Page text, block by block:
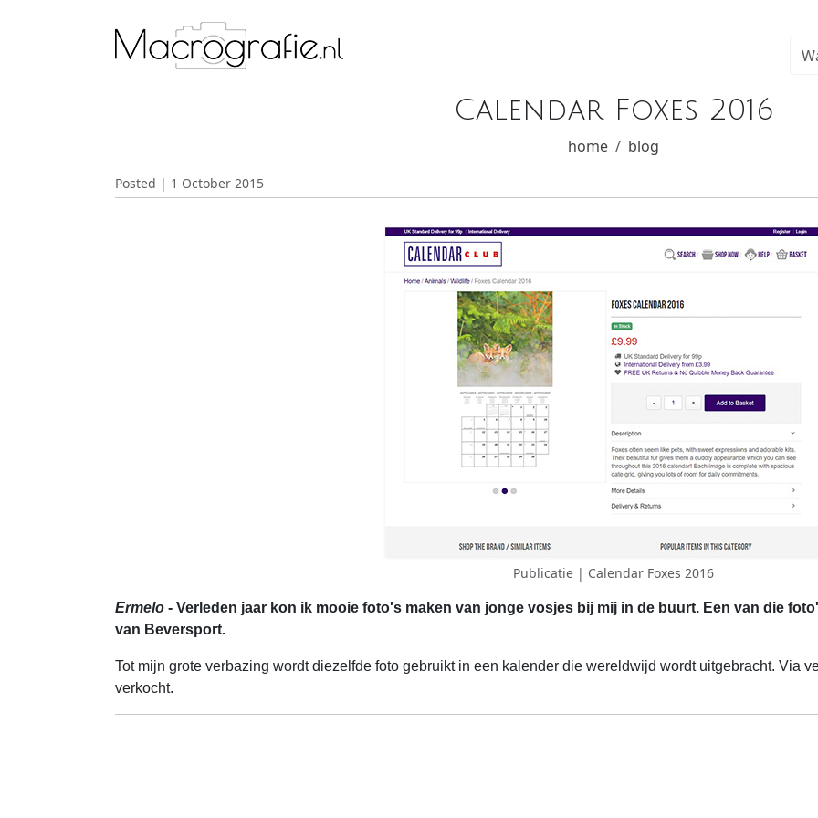
Calendar Foxes 2016
home blog
Posted | 1 October 2015
Publicatie | Calendar Foxes 2016
Ermelo - Verleden jaar kon ik mooie foto's maken van jonge vosjes bij mij in de buurt. Een van die
van Beversport.
Tot mijn grote verbazing wordt diezelfde foto gebruikt in een kalender die wereldwijd wordt uitgebracht. Via
verkocht.